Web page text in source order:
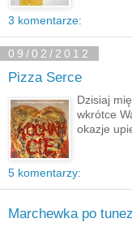
3 komentarze:
09/02/2012
Pizza Serce
Dzisiaj
wkrótce
okazje
5 komentarzy:
Marchewka po